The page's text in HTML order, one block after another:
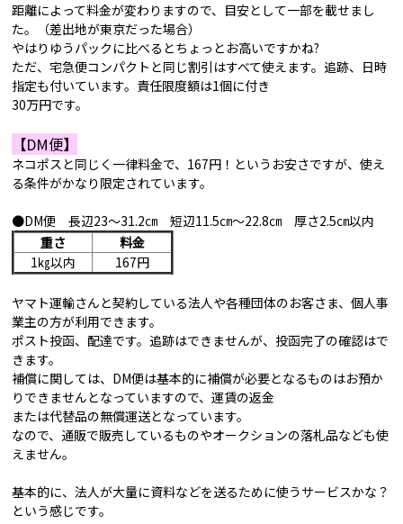
距離によって料金が変わりますので、目安として一部を載せまし
た。（差出地が東京だった場合）
やはりゆうパックに比べるとちょっとお高いですかね?
ただ、宅急便コンパクトと同じ割引はすべて使えます。追跡、日時
指定も付いています。責任限度額は1個に付き
30万円です。
【DM便】
ネコポスと同じく一律料金で、167円！というお安さですが、使え
る条件がかなり限定されています。
●DM便 長辺23～31.2㎝ 短辺11.5㎝～22.8㎝ 厚さ2.5㎝以内
重さ
料金
1㎏以内
167円
ヤマト運輸さんと契約している法人や各種団体のお客さま、個人事
業主の方が利用できます。
ポスト投函、配達です。追跡はできませんが、投函完了の確認はで
きます。
補償に関しては、DM便は基本的に補償が必要となるものはお預か
りできませんとなっていますので、運賃の返金
または代替品の無償運送となっています。
なので、通販で販売しているものやオークションの落札品なども使
えません。
基本的に、法人が大量に資料などを送るために使うサービスかな？
という感じです。